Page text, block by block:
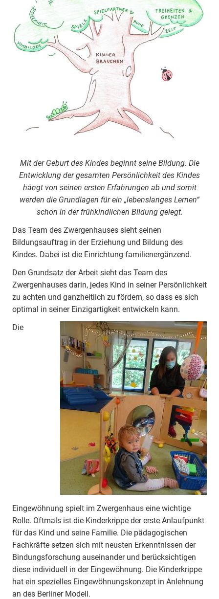
Mit der Geburt des Kindes beginnt seine Bildung. Die
Entwicklung der gesamten Persönlichkeit des Kindes
hängt von seinen ersten Erfahrungen ab und somit
werden die Grundlagen für ein „lebenslanges Lernen“
schon in der frühkindlichen Bildung gelegt.
Das Team des Zwergenhauses sieht seinen
Bildungsauftrag in der Erziehung und Bildung des
Kindes. Dabei ist die Einrichtung familienergänzend.
Den Grundsatz der Arbeit sieht das Team des
Zwergenhauses darin, jedes Kind in seiner Persönlichkeit
zu achten und ganzheitlich zu fördern, so dass es sich
optimal in seiner Einzigartigkeit entwickeln kann.
Die
Eingewöhnung spielt im Zwergenhaus eine wichtige
Rolle. Oftmals ist die Kinderkrippe der erste Anlaufpunkt
für das Kind und seine Familie. Die pädagogischen
Fachkräfte setzen sich mit neusten Erkenntnissen der
Bindungsforschung auseinander und berücksichtigen
diese individuell in der Eingewöhnung. Die Kinderkrippe
hat ein spezielles Eingewöhnungskonzept in Anlehnung
an des Berliner Modell.